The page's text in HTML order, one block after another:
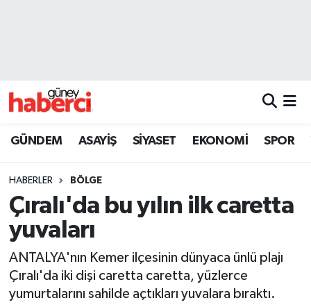
GÜNDEM ASAYİŞ SİYASET EKONOMİ SPOR
HABERLER BÖLGE
Çıralı'da bu yılın ilk caretta
yuvaları
ANTALYA'nın Kemer ilçesinin dünyaca ünlü plajı
Çıralı'da iki dişi caretta caretta, yüzlerce
yumurtalarını sahilde açtıkları yuvalara bıraktı.
Beyoğlu Trafik Yoğunluk Haritası
Son Dakika Haberleri
Haber Arşivi